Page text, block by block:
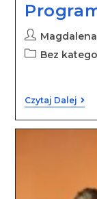
Bez
Czytaj Dalej